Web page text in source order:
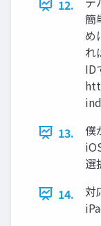
12.
簡
め
れ
ID
13.
僕
選
14.
対